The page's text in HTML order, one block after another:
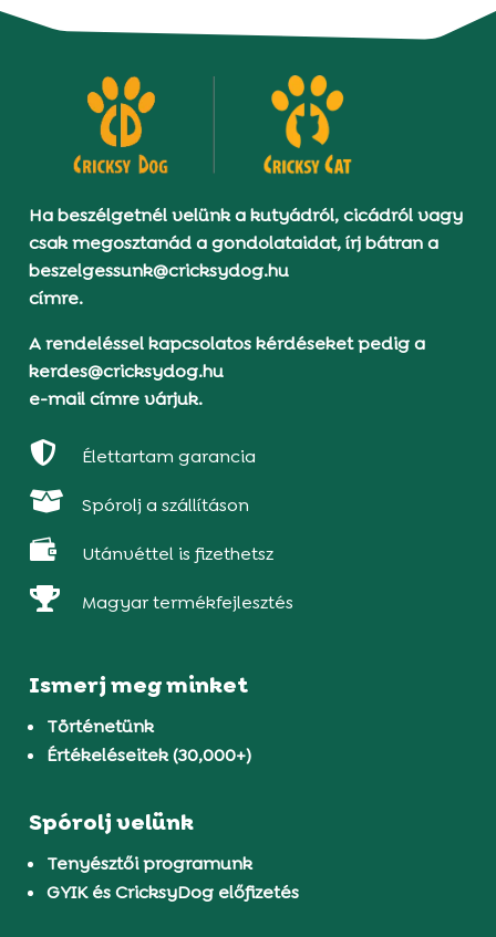
Ha beszélgetnél velünk a kutyádról, cicádról vagy
csak megosztanád a gondolataidat, írj bátran a
beszelgessunk@cricksydog.hu
címre.
A rendeléssel kapcsolatos kérdéseket pedig a
kerdes@cricksydog.hu
e-mail címre várjuk.
 Élettartam garancia
 Spórolj a szállításon
 Utánvéttel is fizethetsz
 Magyar termékfejlesztés
Ismerj meg minket
Történetünk
Értékeléseitek (30,000+)
Spórolj velünk
Tenyésztői programunk
GYIK és CricksyDog előfizetés